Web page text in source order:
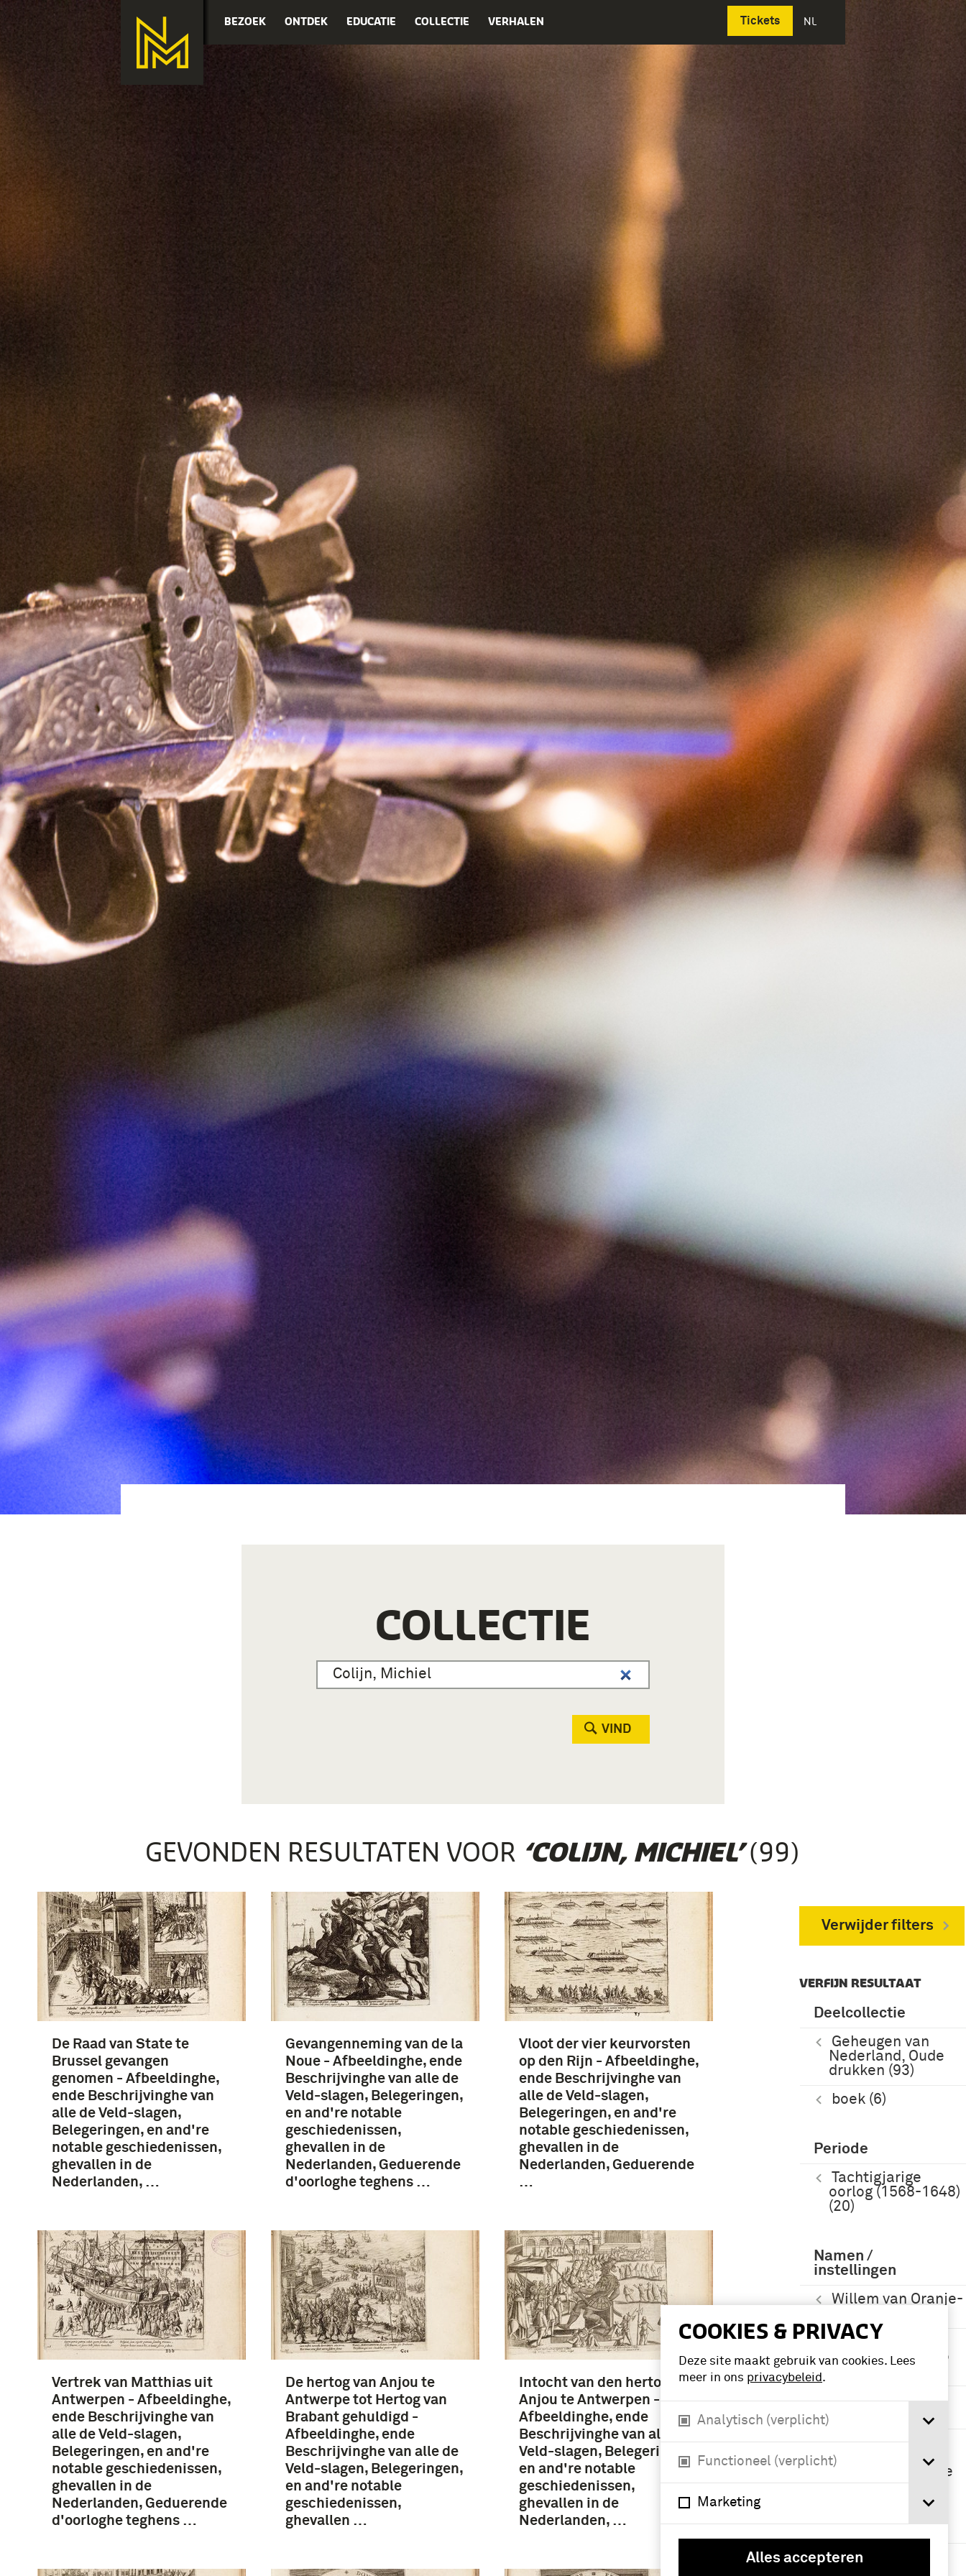
BEZOEK ONTDEK EDUCATIE COLLECTIE VERHALEN Tickets NL
Deutsch
COOKIES & PRIVACY
Deze site maakt gebruik van cookies. Lees
meer in ons privacybeleid.
Analytisch (verplicht)
Functioneel (verplicht)
Marketing
Alles accepteren
COLLECTIE
VIND
GEVONDEN RESULTATEN VOOR ‘COLIJN, MICHIEL’(99)
Verwijder filters
VERFIJN RESULTAAT
Deelcollectie
Geheugen van
Nederland, Oude
drukken (93)
boek (6)
Periode
Tachtigjarige
oorlog (1568-1648)
(20)
Namen /
instellingen
Willem van Oranje-
Alva, Ferdinand
Alvarez de Toledo
Oostenrijk,
Matthias van (7)
Farnese,
Alessandro
(landvoogd van de
Nederlanden) (6)
Geografie
Nederland (5)
De Raad van State te
Brussel gevangen
genomen - Afbeeldinghe,
ende Beschrijvinghe van
alle de Veld-slagen,
Belegeringen, en and're
notable geschiedenissen,
ghevallen in de
Nederlanden, …
Vertrek van Matthias uit
Antwerpen - Afbeeldinghe,
ende Beschrijvinghe van
alle de Veld-slagen,
Belegeringen, en and're
notable geschiedenissen,
ghevallen in de
Nederlanden, Geduerende
d'oorloghe teghens …
Gevangenneming van de la
Noue - Afbeeldinghe, ende
Beschrijvinghe van alle de
Veld-slagen, Belegeringen,
en and're notable
geschiedenissen,
ghevallen in de
Nederlanden, Geduerende
d'oorloghe teghens …
De hertog van Anjou te
Antwerpe tot Hertog van
Brabant gehuldigd -
Afbeeldinghe, ende
Beschrijvinghe van alle de
Veld-slagen, Belegeringen,
en and're notable
geschiedenissen,
ghevallen …
Vloot der vier keurvorsten
op den Rijn - Afbeeldinghe,
ende Beschrijvinghe van
alle de Veld-slagen,
Belegeringen, en and're
notable geschiedenissen,
ghevallen in de
Nederlanden, Geduerende
…
Intocht van den hertog van
Anjou te Antwerpen -
Afbeeldinghe, ende
Beschrijvinghe van alle de
Veld-slagen, Belegeringen,
en and're notable
geschiedenissen,
ghevallen in de
Nederlanden, …